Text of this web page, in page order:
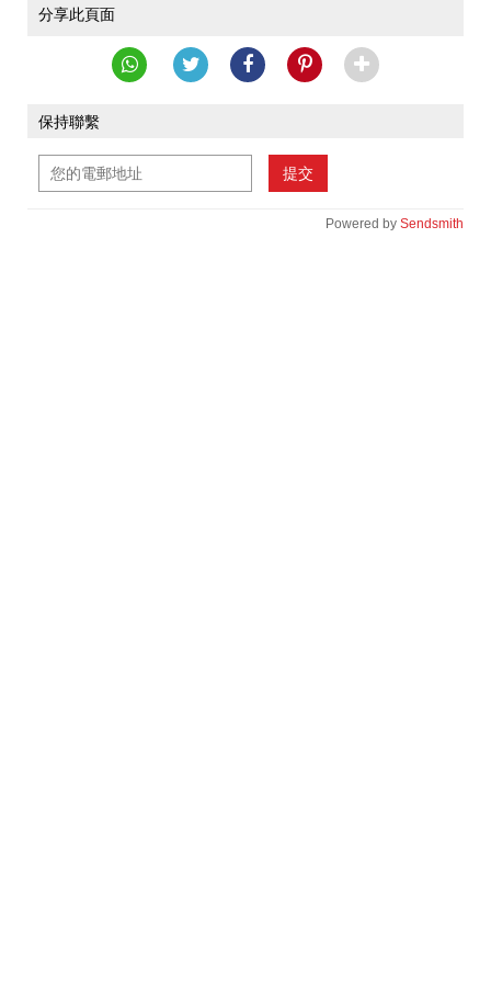
分享此頁面
保持聯繫
提交
Powered by Sendsmith